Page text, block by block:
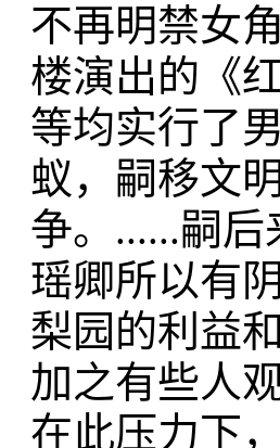
不再明禁女
楼演出的《
等均实行了
蚁，嗣移文
争。......嗣
瑶卿所以有
梨园的利益
加之有些人
在此压力下